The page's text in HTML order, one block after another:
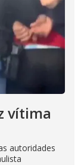
vítima
autoridades